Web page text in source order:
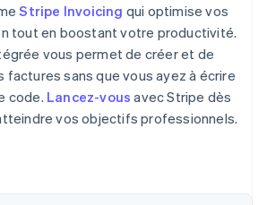
Stripe Invoicing qui optimise vos
tout en boostant votre productivité.
vous permet de créer et de
factures sans que vous ayez à écrire
code. Lancez-vous avec Stripe dès
vos objectifs professionnels.